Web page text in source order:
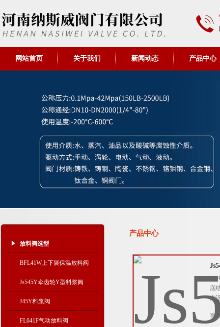
网站首页 关于我们 新闻动态 产品中心
放料阀选型
BFL41W上下展保温放料阀
Js545Y伞齿轮Y型料浆阀
J45Y料浆阀
FL641F气动放料阀
产品中心
底
广
查